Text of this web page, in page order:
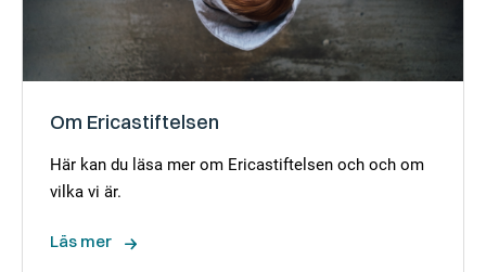
Om Ericastiftelsen
Här kan du läsa mer om Ericastiftelsen och och om
vilka vi är.
Läs mer